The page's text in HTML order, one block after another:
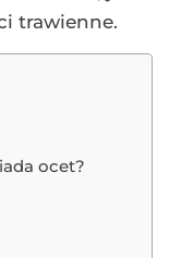
trawienne.
ocet?